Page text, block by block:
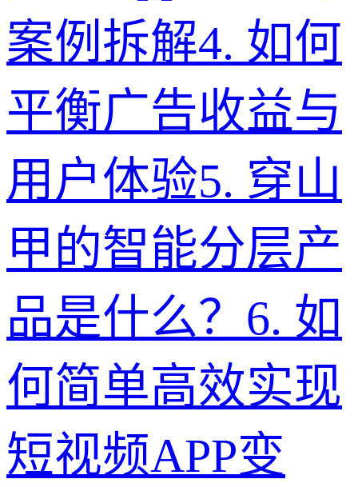
案例拆解4. 如何
平衡广告收益与
用户体验5. 穿山
甲的智能分层产
品是什么？ 6. 如
何简单高效实现
短视频APP变